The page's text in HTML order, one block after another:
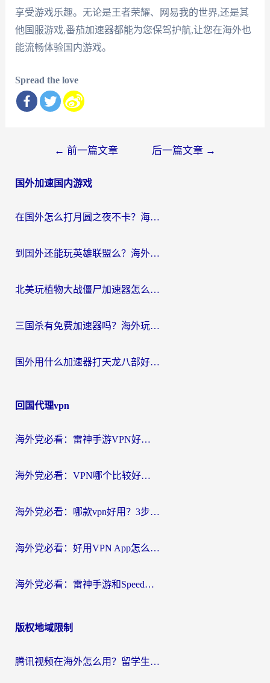
享受游戏乐趣。无论是王者荣耀、网易我的世界,还是其
他国服游戏,番茄加速器都能为您保驾护航,让您在海外也
能流畅体验国内游戏。
Spread the love
导
← 前一篇文章 后一篇文章 →
国外加速国内游戏
在国外怎么打月圆之夜不卡？海外玩家国服游戏加速终极指南（附巴西英国游戏适配方案）
到国外还能玩英雄联盟么？海外玩家国服游戏畅玩终极指南
北美玩植物大战僵尸加速器怎么选？2026海外党必看的国服游戏加速指南
三国杀有免费加速器吗？海外玩家国服畅玩终极指南（附泰国南非专属解决方案）
国外用什么加速器打天龙八部好？2026海外玩家国服游戏加速全攻略
回国代理vpn
海外党必看：雷神手游VPN好用吗？和天速回国VPN对比哪个回国效果更好？附实用加速器选择指南
海外党必看：VPN哪个比较好用？3分钟找到适合你的回国加速方案
海外党必看：哪款vpn好用？3步选对回国加速器，无缝刷剧玩游戏
海外党必看：好用VPN App怎么选？3步教你无缝访问国内资源
海外党必看：雷神手游和SpeedCN好用吗？3招选对回国加速器无缝刷国内资源
版权地域限制
腾讯视频在海外怎么用？留学生亲测有效的回国加速器攻略